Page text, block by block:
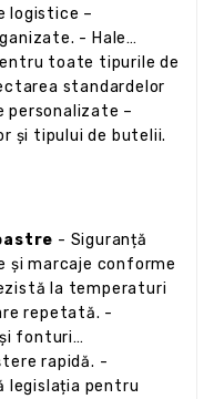
logistice –
- Hale
toate tipurile de
standardelor
personalizate –
și tipului de butelii.
- Siguranță
și marcaje conforme
la temperaturi
repetată. -
fonturi
rapidă. -
legislația pentru